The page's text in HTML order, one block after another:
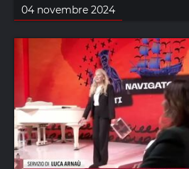
04 novembre 2024